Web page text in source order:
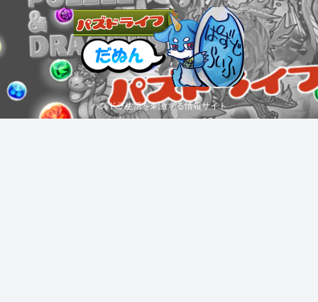
パズドラ生活を刺激する情報サイト